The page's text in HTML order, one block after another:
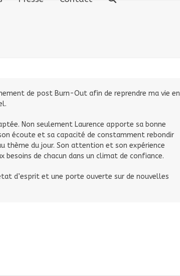
de post Burn-Out afin de reprendre ma vie en
Non seulement Laurence apporte sa bonne
écoute et sa capacité de constamment rebondir
thème du jour. Son attention et son expérience
de chacun dans un climat de confiance.
d’esprit et une porte ouverte sur de nouvelles